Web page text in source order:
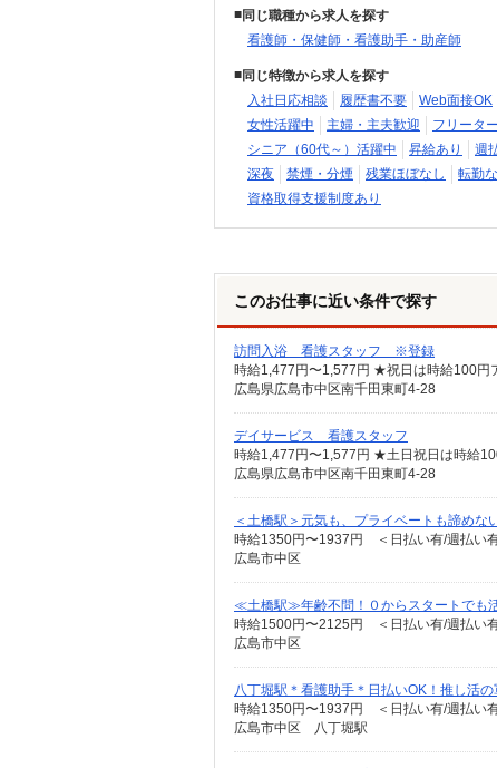
同じ職種から求人を探す
看護師・保健師・看護助手・助産師
同じ特徴から求人を探す
入社日応相談
履歴書不要 Web面接OK
女性活躍中
主婦・主夫歓迎 フリータ
シニア（60代～）活躍中
昇給あり 週
深夜
禁煙・分煙 残業ほぼなし 転勤
資格取得支援制度あり
このお仕事に近い条件で探す
訪問入浴 看護スタッフ ※登録
時給1,477円〜1,577円 ★祝日は時給100円
広島県広島市中区南千田東町4-28
デイサービス 看護スタッフ
時給1,477円〜1,577円 ★土日祝日は時給
広島県広島市中区南千田東町4-28
＜土橋駅＞元気も、プライベートも諦めな
時給1350円〜1937円 ＜日払い有/週払い
広島市中区
≪土橋駅≫年齢不問！０からスタートでも
時給1500円〜2125円 ＜日払い有/週払い
広島市中区
八丁堀駅＊看護助手＊日払いOK！推し活
時給1350円〜1937円 ＜日払い有/週払い
広島市中区 八丁堀駅